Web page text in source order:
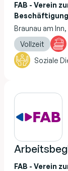
FAB - Verein
Beschäftigung
Braunau am
Vollzeit
Soziale
FAB - Verein